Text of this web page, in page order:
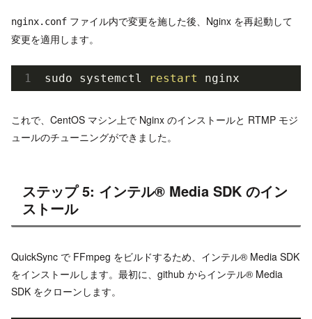
nginx.conf ファイル内で変更を施した後、Nginx を再起動して
変更を適用します。
sudo systemctl restart nginx
これで、CentOS マシン上で Nginx のインストールと RTMP モジ
ュールのチューニングができました。
ステップ 5: インテル® Media SDK のイン
ストール
QuickSync で FFmpeg をビルドするため、インテル® Media SDK
をインストールします。最初に、github からインテル® Media
SDK をクローンします。